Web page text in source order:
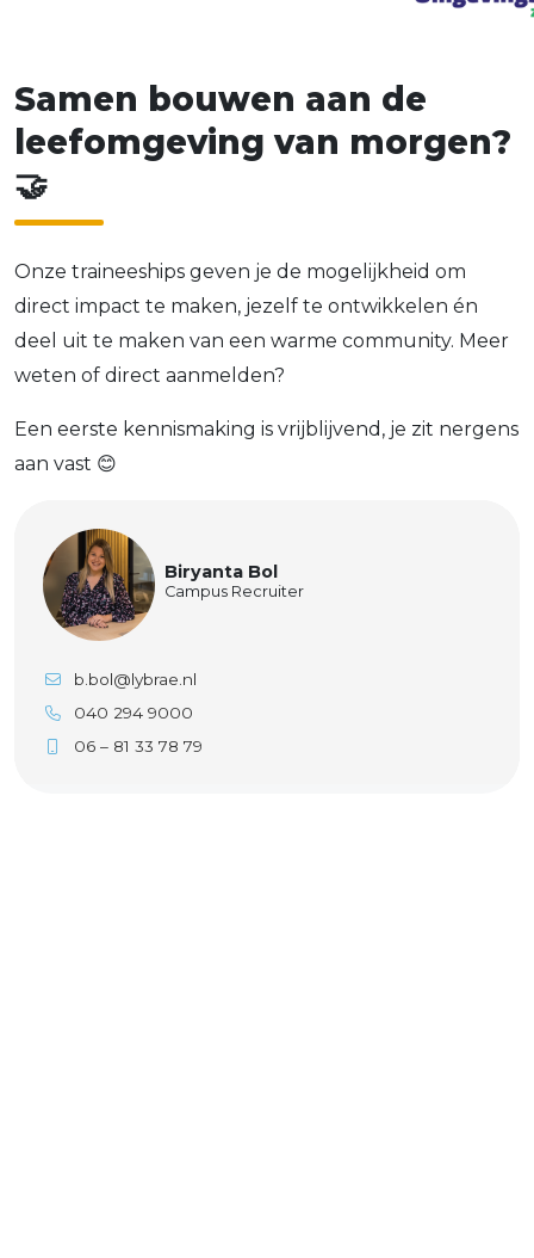
Samen bouwen aan d e
eefomgeving van morgen?
🤝
Onze traineeships geven je de mogelijkheid om
direct impact te maken, jezelf te ontwikkelen én
deel uit te maken van een warme community. Meer
weten of direct aanmelden?
Een eerste kennismaking is vrijblijvend, je zit nergens
aan vast 😊
Biryanta Bol
Campus Recruiter
b.bol@lybrae.nl
040 294 9000
06 – 81 33 78 79